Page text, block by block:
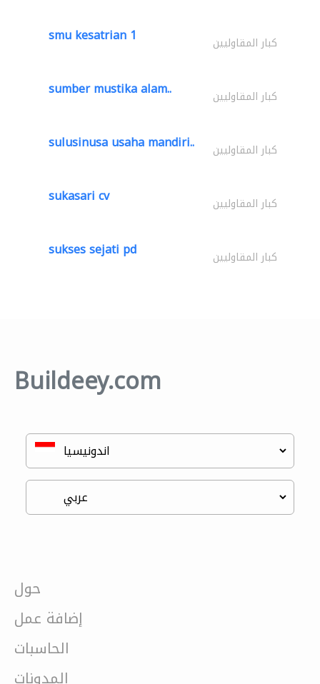
smu kesatrian 1 كبار المقاوليين
sumber mustika alam.. كبار المقاوليين
sulusinusa usaha mandiri.. كبار المقاوليين
sukasari cv كبار المقاوليين
sukses sejati pd كبار المقاوليين
Buildeey.com
حول
إضافة عمل
الحاسبات
المدونات